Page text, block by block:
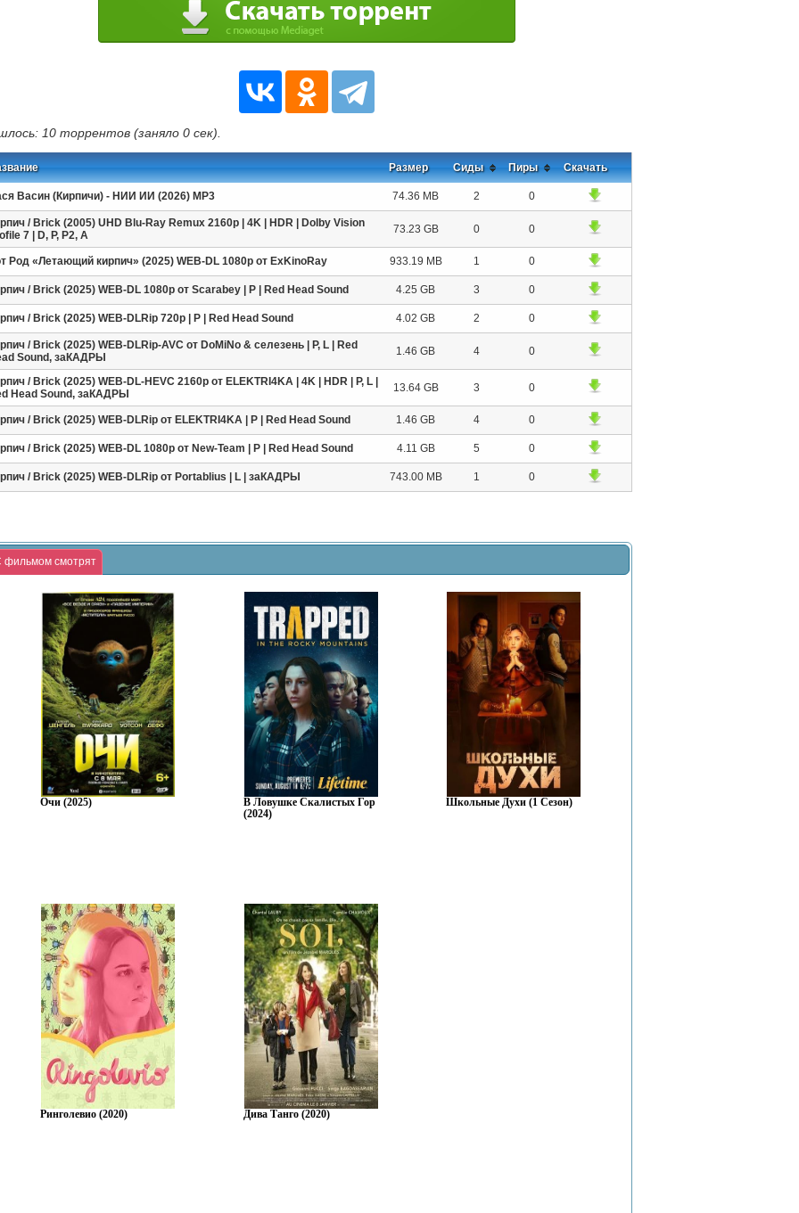
10 торрентов (заняло 0 сек).
Размер Сиды Пиры Скачать
Васин (Кирпичи) - НИИ ИИ (2026) MP3 74.36 MB 2 0
/ Brick (2005) UHD Blu-Ray Remux 2160p | 4K | HDR | Dolby Vision
7 | D, P, P2, A
73.23 GB 0 0
Род «Летающий кирпич» (2025) WEB-DL 1080p от ExKinoRay 933.19 MB 1 0
/ Brick (2025) WEB-DL 1080p от Scarabey | P | Red Head Sound 4.25 GB 3 0
/ Brick (2025) WEB-DLRip 720p | P | Red Head Sound 4.02 GB 2 0
/ Brick (2025) WEB-DLRip-AVC от DoMiNo & селезень | P, L | Red
Sound, заКАДРЫ
1.46 GB 4 0
/ Brick (2025) WEB-DL-HEVC 2160p от ELEKTRI4KA | 4K | HDR | P, L |
Head Sound, заКАДРЫ
13.64 GB 3 0
/ Brick (2025) WEB-DLRip от ELEKTRI4KA | P | Red Head Sound 1.46 GB 4 0
/ Brick (2025) WEB-DL 1080p от New-Team | P | Red Head Sound 4.11 GB 5 0
/ Brick (2025) WEB-DLRip от Portablius | L | заКАДРЫ 743.00 MB 1 0
фильмом смотрят
Очи (2025)
В Ловушке Скалистых Гор
(2024)
Школьные Духи (1 Сезон)
Ринголевио (2020) Дива Танго (2020)